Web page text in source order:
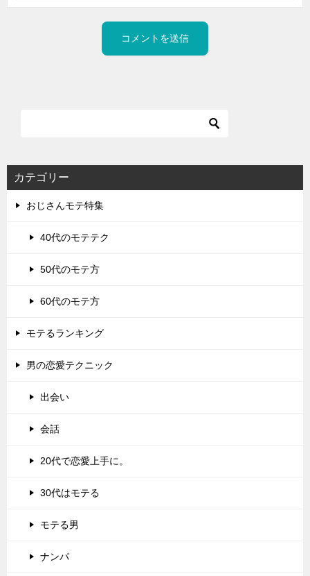
カテゴリー
おじさんモテ特集
40代のモテテク
50代のモテ方
60代のモテ方
モテるランキング
男の恋愛テクニック
出会い
会話
20代で恋愛上手に。
30代はモテる
モテる男
ナンパ